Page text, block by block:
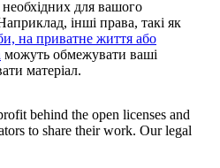
необхідних для вашого
інші права, такі як
на приватне життя або
можуть обмежувати ваші
матеріал.
behind the open licenses and
to share their work. Our legal